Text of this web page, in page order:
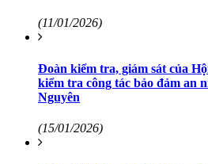
(11/01/2026)
Đoàn kiểm tra, giám sát của
kiểm tra công tác bảo đảm an
Nguyên
(15/01/2026)